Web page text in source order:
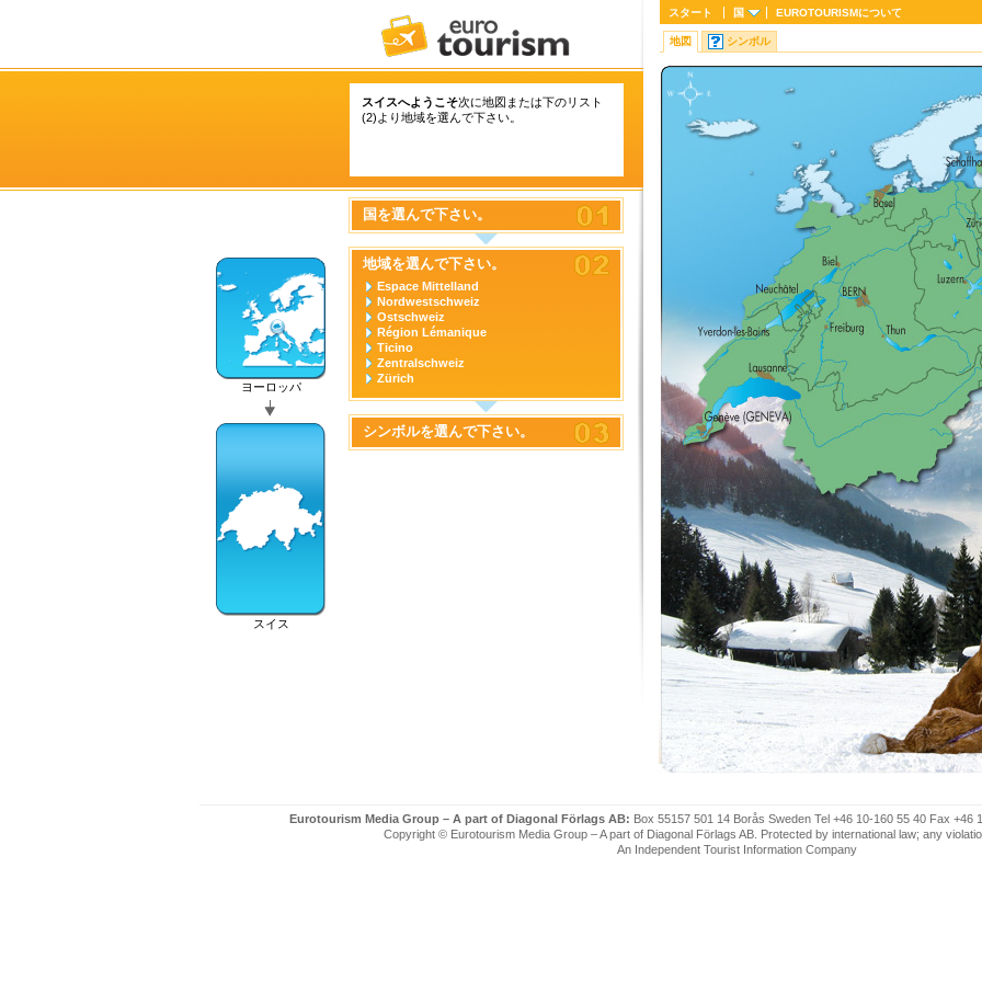
スイスへようこそ次に地図または下のリスト
(2)より地域を選んで下さい。
ヨーロッパ
スイス
国を選んで下さい。
地域を選んで下さい。
Espace Mittelland
Nordwestschweiz
Ostschweiz
Région Lémanique
Ticino
Zentralschweiz
Zürich
シンボルを選んで下さい。
スタート 国 EUROTOURISMについて
地図 シンボル
Eurotourism Media Group – A part of Diagonal Förlags AB: Box 55157 501 14 Borås Sweden Tel +46 10-160 55 40 Fax +46
Copyright © Eurotourism Media Group – A part of Diagonal Förlags AB. Protected by international law; any
An Independent Tourist Information Company